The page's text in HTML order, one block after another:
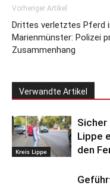
Vorheriger Artikel
Drittes verletztes Pferd
Marienmünster: Polizei
Zusammenhang
Verwandte Artikel
Kreis Lippe
Sicher
Lippe
den